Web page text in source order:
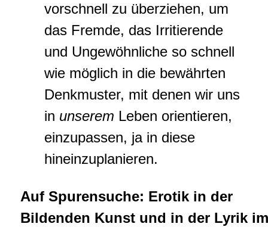
vorschnell zu überziehen, um
das Fremde, das Irritierende
und Ungewöhnliche so schnell
wie möglich in die bewährten
Denkmuster, mit denen wir uns
in unserem Leben orientieren,
einzupassen, ja in diese
hineinzuplanieren.
Auf Spurensuche: Erotik in der
Bildenden Kunst und in der Lyrik im